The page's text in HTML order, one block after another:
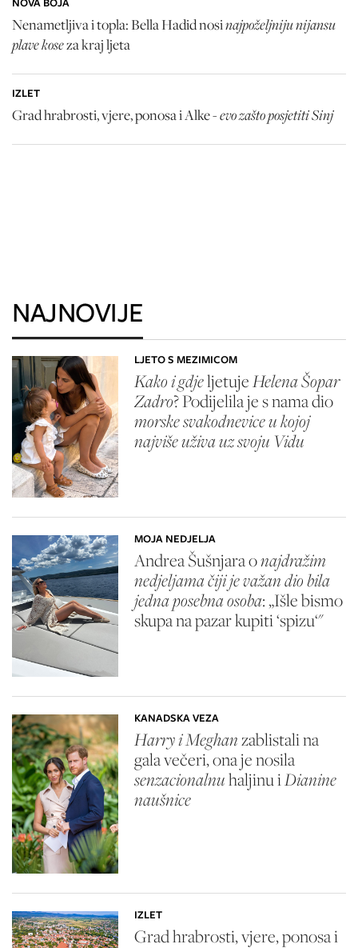
Nenametljiva i topla: Bella Hadid nosinajpoželjniju nijansu
plave koseza kraj ljeta
IZLET
Grad hrabrosti, vjere, ponosa i Alke -evo zašto posjetiti Sinj
NAJNOVIJE
LJETO S MEZIMICOM
Kako i gdjeljetujeHelena Šopar
Zadro? Podijelila je s nama dio
morske svakodnevice u kojoj
najviše uživa uz svoju Vidu
MOJA NEDJELJA
Andrea Šušnjara onajdražim
nedjeljama čiji je važan dio bila
jedna posebna osoba: „Išle bismo
skupa na pazar kupiti ‘spizu‘"
KANADSKA VEZA
Harry i Meghanzablistali na
gala večeri, ona je nosila
senzacionalnuhaljinu iDianine
naušnice
IZLET
Grad hrabrosti, vjere, ponosa i